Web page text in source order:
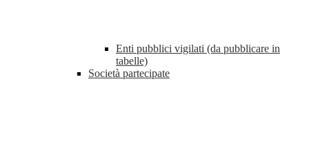
Enti pubblici vigilati (da pubblicare in
tabelle)
Società partecipate